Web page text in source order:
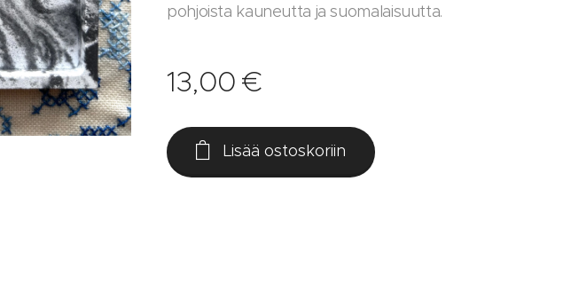
pohjoista kauneutta ja suomalaisuutta.
13,00 €
Lisää ostoskoriin